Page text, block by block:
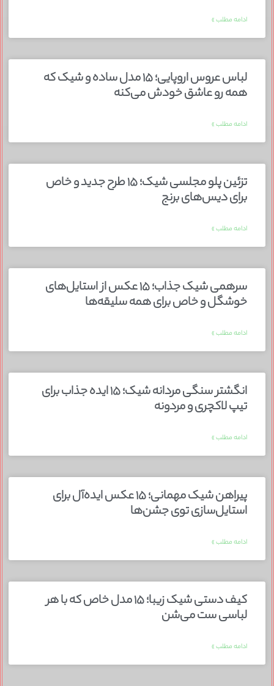
ادامه مطلب »
لباس عروس اروپایی؛ ۱۵ مدل ساده و شیک که
همه رو عاشق خودش می‌کنه
ادامه مطلب »
تزئین پلو مجلسی شیک؛ ۱۵ طرح جدید و خاص
برای دیس‌های برنج
ادامه مطلب »
سرهمی شیک جذاب؛ ۱۵ عکس از استایل‌های
خوشگل و خاص برای همه سلیقه‌ها
ادامه مطلب »
انگشتر سنگی مردانه شیک؛ ۱۵ ایده جذاب برای
تیپ لاکچری و مردونه
ادامه مطلب »
پیراهن شیک مهمانی؛ ۱۵ عکس ایده‌آل برای
استایل‌سازی توی جشن‌ها
ادامه مطلب »
کیف دستی شیک زیبا؛ ۱۵ مدل خاص که با هر
لباسی ست می‌شن
ادامه مطلب »